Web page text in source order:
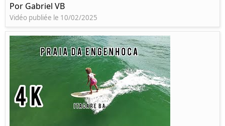
Por Gabriel VB
Vidéo publiée le 10/02/2025